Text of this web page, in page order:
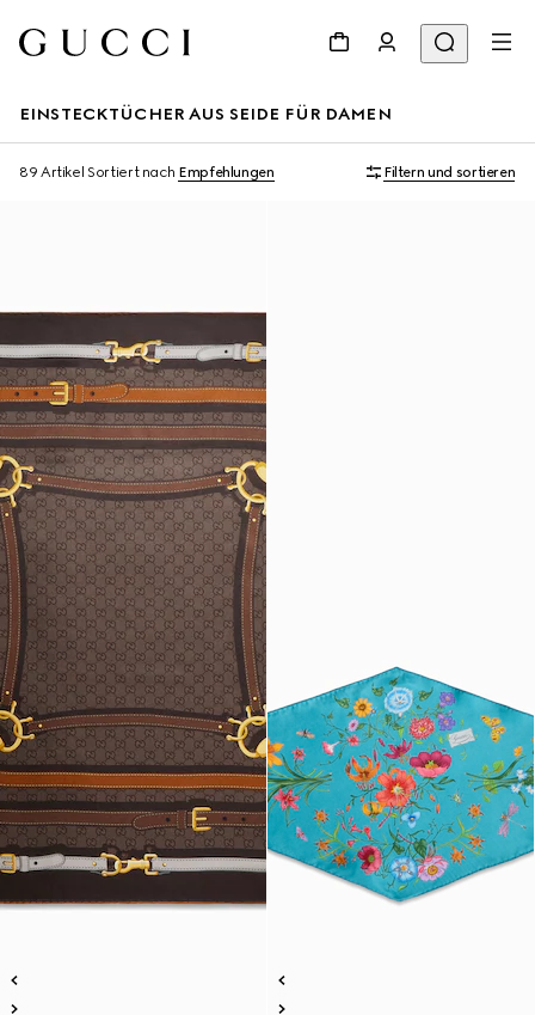
EINSTECKTÜCHER AUS SEIDE FÜR DAMEN
89 Artikel Sortiert nach Empfehlungen Filtern und sortieren